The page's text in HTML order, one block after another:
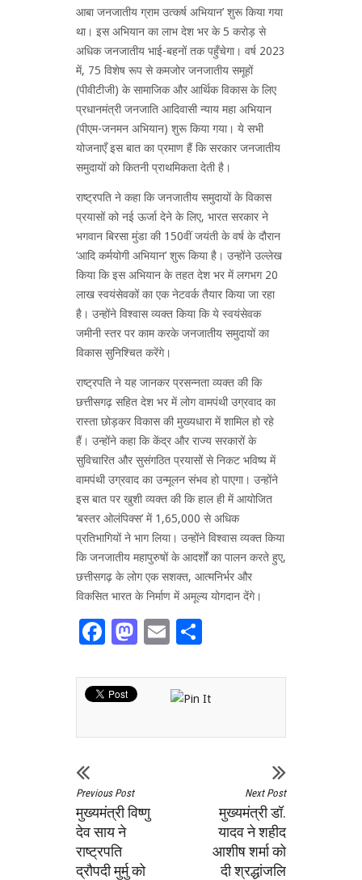
आबा जनजातीय ग्राम उत्कर्ष अभियान’ शुरू किया गया
था। इस अभियान का लाभ देश भर के 5 करोड़ से
अधिक जनजातीय भाई-बहनों तक पहुँचेगा। वर्ष 2023
में, 75 विशेष रूप से कमजोर जनजातीय समूहों
(पीवीटीजी) के सामाजिक और आर्थिक विकास के लिए
प्रधानमंत्री जनजाति आदिवासी न्याय महा अभियान
(पीएम-जनमन अभियान) शुरू किया गया। ये सभी
योजनाएँ इस बात का प्रमाण हैं कि सरकार जनजातीय
समुदायों को कितनी प्राथमिकता देती है।
राष्ट्रपति ने कहा कि जनजातीय समुदायों के विकास
प्रयासों को नई ऊर्जा देने के लिए, भारत सरकार ने
भगवान बिरसा मुंडा की 150वीं जयंती के वर्ष के दौरान
‘आदि कर्मयोगी अभियान’ शुरू किया है। उन्होंने उल्लेख
किया कि इस अभियान के तहत देश भर में लगभग 20
लाख स्वयंसेवकों का एक नेटवर्क तैयार किया जा रहा
है। उन्होंने विश्वास व्यक्त किया कि ये स्वयंसेवक
जमीनी स्तर पर काम करके जनजातीय समुदायों का
विकास सुनिश्चित करेंगे।
राष्ट्रपति ने यह जानकर प्रसन्नता व्यक्त की कि
छत्तीसगढ़ सहित देश भर में लोग वामपंथी उग्रवाद का
रास्ता छोड़कर विकास की मुख्यधारा में शामिल हो रहे
हैं। उन्होंने कहा कि केंद्र और राज्य सरकारों के
सुविचारित और सुसंगठित प्रयासों से निकट भविष्य में
वामपंथी उग्रवाद का उन्मूलन संभव हो पाएगा। उन्होंने
इस बात पर खुशी व्यक्त की कि हाल ही में आयोजित
‘बस्तर ओलंपिक्स’ में 1,65,000 से अधिक
प्रतिभागियों ने भाग लिया। उन्होंने विश्वास व्यक्त किया
कि जनजातीय महापुरुषों के आदर्शों का पालन करते हुए,
छत्तीसगढ़ के लोग एक सशक्त, आत्मनिर्भर और
विकसित भारत के निर्माण में अमूल्य योगदान देंगे।
Facebook
Mastodon
Email
Previous Post
मुख्यमंत्री विष्णु
देव साय ने
राष्ट्रपति
द्रौपदी मुर्मु को
Next Post
मुख्यमंत्री डॉ.
यादव ने शहीद
आशीष शर्मा को
दी श्रद्धांजलि